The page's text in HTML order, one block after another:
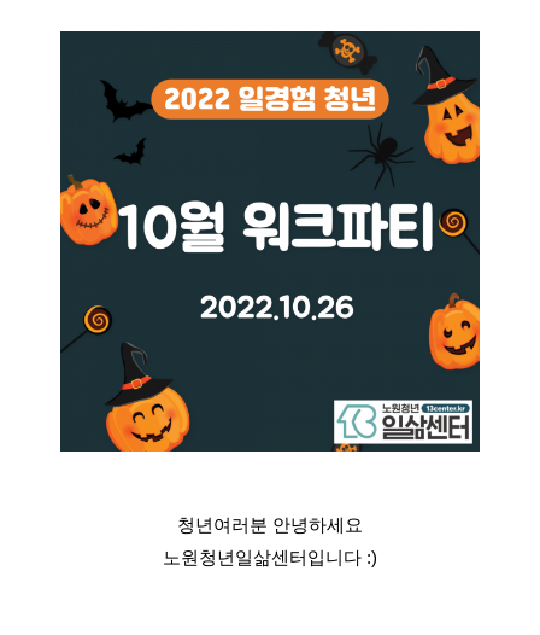
청년여러분 안녕하세요
노원청년일삶센터입니다 :)